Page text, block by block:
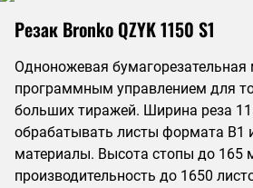
Резак Bronko QZYK 1150 S1
Одноножевая
программным управлением для
больших тиражей. Ширина реза
обрабатывать листы формата В1
материалы. Высота стопы до 165
производительность до 1650